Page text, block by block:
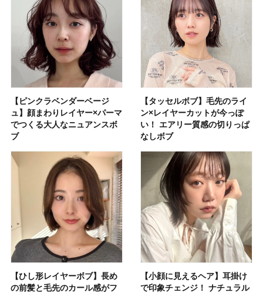
【ピンクラベンダーベージ
ュ】顔まわりレイヤー×パーマ
でつくる大人なニュアンスボ
ブ
【タッセルボブ】毛先のライ
ン×レイヤーカットが今っぽ
い！ エアリー質感の切りっぱ
なしボブ
【ひし形レイヤーボブ】長め
の前髪と毛先のカール感がフ
【小顔に見えるヘア】耳掛け
で印象チェンジ！ ナチュラル